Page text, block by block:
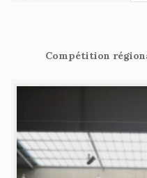
Compétition